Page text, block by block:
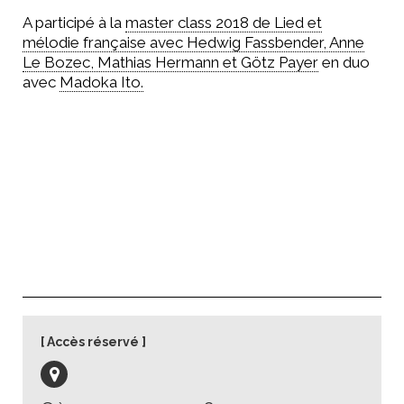
A participé à la master class 2018 de Lied et
mélodie française avec Hedwig Fassbender, Anne
Le Bozec, Mathias Hermann et Götz Payer en duo
avec Madoka Ito.
Accès réservé